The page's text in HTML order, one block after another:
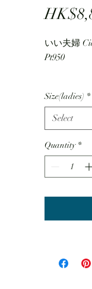
いい夫婦
Pt950
Size(ladies) *
Select
Quantity *